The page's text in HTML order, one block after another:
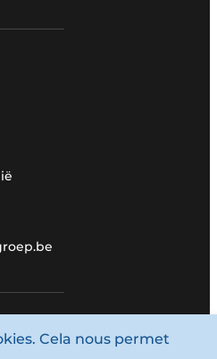
Cela nous permet